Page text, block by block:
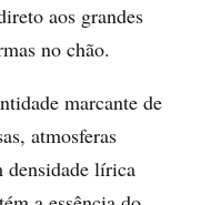
aos grandes
no chão.
marcante de
atmosferas
densidade lírica